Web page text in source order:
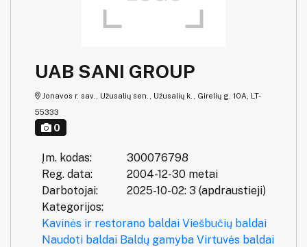
UAB SANI GROUP
Jonavos r. sav., Užusalių sen., Užusalių k., Girelių g. 10A, LT-
55333
0
Įm. kodas:
300076798
Reg. data:
2004-12-30 metai
Darbotojai:
2025-10-02: 3 (apdraustieji)
Kategorijos:
Kavinės ir restorano baldai Viešbučių baldai
Naudoti baldai Baldų gamyba Virtuvės baldai